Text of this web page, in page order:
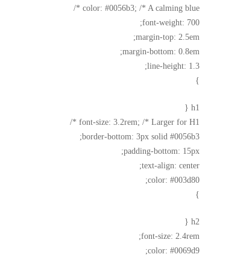
color: #0056b3; /* A calming blue */
font-weight: 700;
margin-top: 2.5em;
margin-bottom: 0.8em;
line-height: 1.3;
}
h1 {
font-size: 3.2rem; /* Larger for H1 */
border-bottom: 3px solid #0056b3;
padding-bottom: 15px;
text-align: center;
color: #003d80;
}
h2 {
font-size: 2.4rem;
color: #0069d9;